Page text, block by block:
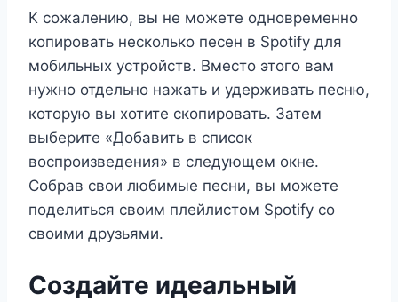
К сожалению, вы не можете одновременно
копировать несколько песен в Spotify для
мобильных устройств. Вместо этого вам
нужно отдельно нажать и удерживать песню,
которую вы хотите скопировать. Затем
выберите «Добавить в список
воспроизведения» в следующем окне.
Собрав свои любимые песни, вы можете
поделиться своим плейлистом Spotify со
своими друзьями.
Создайте идеальный